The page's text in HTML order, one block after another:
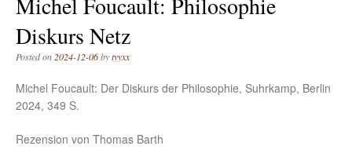
Diskurs Netz
Posted on2024-12-06bytyyxx
Michel Foucault: Der Diskurs der Philosophie, Suhrkamp, Berlin
2024, 349 S.
Rezension von Thomas Barth